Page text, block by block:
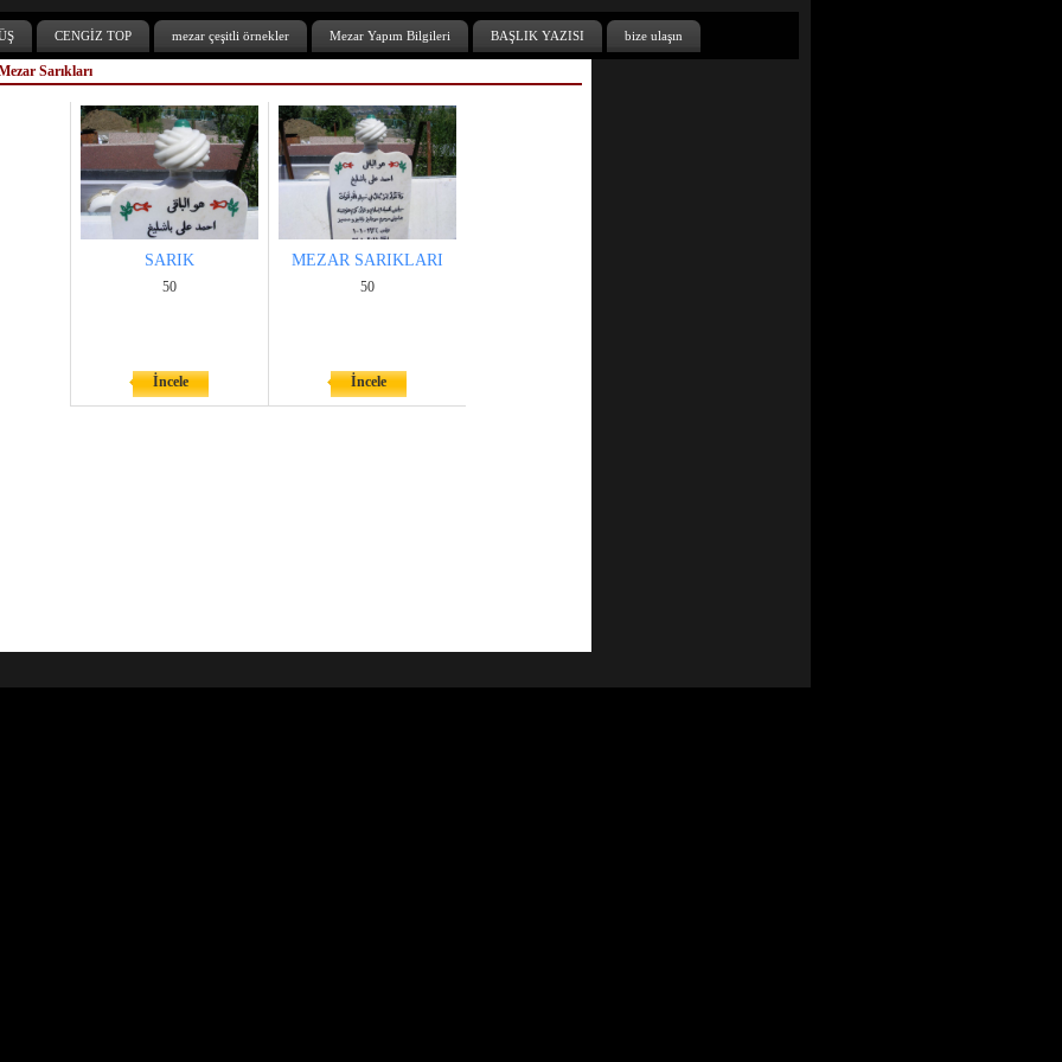
CENGİZ TOP mezar çeşitli örnekler Mezar Yapım Bilgileri BAŞLIK YAZISI bize ulaşın
Sarıkları
SARIK
50
İncele
MEZAR SARIKLARI
50
İncele